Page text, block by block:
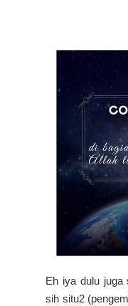
Eh iya dulu juga
sih situ2